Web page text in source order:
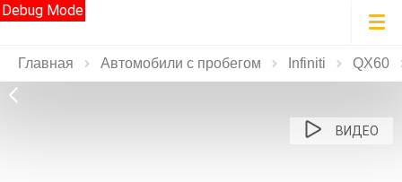
Debug Mode
Главная Автомобили с пробегом Infiniti QX60
ВИДЕО